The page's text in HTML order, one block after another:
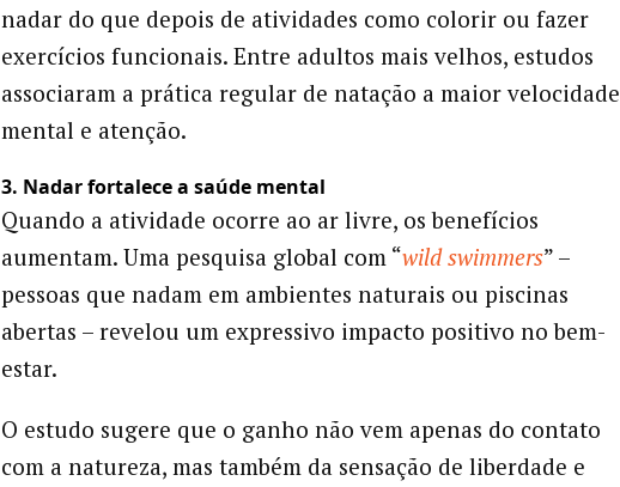
nadar do que depois de atividades como colorir ou fazer
exercícios funcionais. Entre adultos mais velhos, estudos
associaram a prática regular de natação a maior velocidade
mental e atenção.
3. Nadar fortalece a saúde mental
Quando a atividade ocorre ao ar livre, os benefícios
aumentam. Uma pesquisa global com “wild swimmers” –
pessoas que nadam em ambientes naturais ou piscinas
abertas – revelou um expressivo impacto positivo no bem-
estar.
O estudo sugere que o ganho não vem apenas do contato
com a natureza, mas também da sensação de liberdade e